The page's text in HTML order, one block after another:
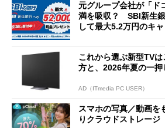
元グループ会社が「ド
満を吸収？ SBI新生
して最大5.2万円のキ
これから選ぶ新型TV
方と、2026年夏の一押
AD（ITmedia PC USER）
スマホの写真／動画を
りクラウドストレージ